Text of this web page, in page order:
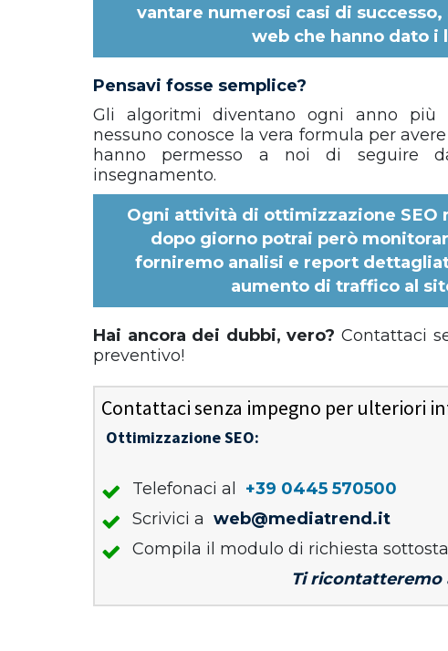
vantare numerosi casi di
web che hanno dato
Pensavi fosse semplice?
Gli algoritmi diventano ogni anno
nessuno conosce la vera formula per
hanno permesso a noi di seguire
insegnamento.
Ogni attività di ottimizzazione SEO
dopo giorno potrai però
forniremo analisi e report
aumento di traffico al
Hai ancora dei dubbi, vero? Contattaci
preventivo!
Contattaci senza impegno per ulteriori
Ottimizzazione SEO:
Telefonaci al
+39 0445 570500
Scrivici a web@mediatrend.it
Compila il modulo di richiesta
Ti ricontatteremo